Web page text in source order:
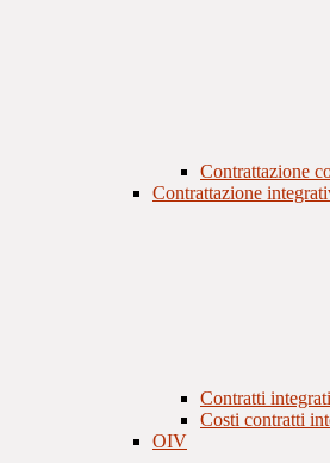
Contrattazione
Contrattazione
Contratti
Costi contratti
OIV